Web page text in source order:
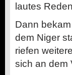
lautes
Dann
dem Niger
riefen
sich an dem